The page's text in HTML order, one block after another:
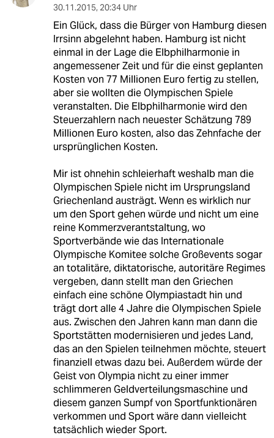
30.11.2015, 20:34 Uhr
Ein Glück, dass die Bürger von Hamburg diesen
Irrsinn abgelehnt haben. Hamburg ist nicht
einmal in der Lage die Elbphilharmonie in
angemessener Zeit und für die einst geplanten
Kosten von 77 Millionen Euro fertig zu stellen,
aber sie wollten die Olympischen Spiele
veranstalten. Die Elbphilharmonie wird den
Steuerzahlern nach neuester Schätzung 789
Millionen Euro kosten, also das Zehnfache der
ursprünglichen Kosten.
Mir ist ohnehin schleierhaft weshalb man die
Olympischen Spiele nicht im Ursprungsland
Griechenland austrägt. Wenn es wirklich nur
um den Sport gehen würde und nicht um eine
reine Kommerzverantstaltung, wo
Sportverbände wie das Internationale
Olympische Komitee solche Großevents sogar
an totalitäre, diktatorische, autoritäre Regimes
vergeben, dann stellt man den Griechen
einfach eine schöne Olympiastadt hin und
trägt dort alle 4 Jahre die Olympischen Spiele
aus. Zwischen den Jahren kann man dann die
Sportstätten modernisieren und jedes Land,
das an den Spielen teilnehmen möchte, steuert
finanziell etwas dazu bei. Außerdem würde der
Geist von Olympia nicht zu einer immer
schlimmeren Geldverteilungsmaschine und
diesem ganzen Sumpf von Sportfunktionären
verkommen und Sport wäre dann vielleicht
tatsächlich wieder Sport.